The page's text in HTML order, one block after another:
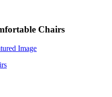
Chairs